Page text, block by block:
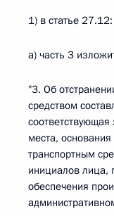
1) в статье 27.12:
а) часть 3
"3. Об
средством
места, основания
транспортным
инициалов лица,
обеспечения